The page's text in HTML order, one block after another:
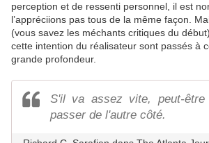
perception et de ressenti personnel, il est
l’appréciions pas tous de la même façon.
(vous savez les méchants critiques du
cette intention du réalisateur sont passés à
grande profondeur.
S'il va assez vite, peut-être
passer de l'autre côté.